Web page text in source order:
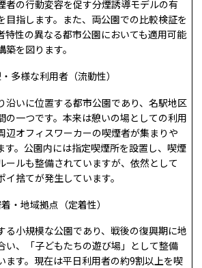
者の行動変容を促す分煙誘導モデルの有
目指します。また、両公園での比較検証を
特性の異なる都市公園においても適用可能
を図ります。
多様な利用者（流動性）
沿いに位置する都市公園であり、名駅地区
の一つです。本来は憩いの場としての利用
辺オフィスワーカーの喫煙者が集まりや
す。公園内には指定喫煙所を設置し、喫煙
ールも整備されていますが、依然として
捨てが発生しています。
・地域拠点（定着性）
る小規模な公園であり、戦後の復興期に地
い、「子どもたちの遊び場」として整備
ます。現在は平日利用者の約9割以上を喫